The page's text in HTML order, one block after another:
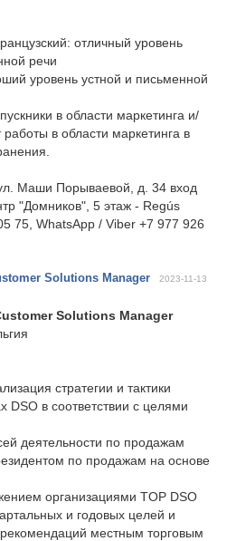
отличный уровень
речи
уровень устной и письменной
в области маркетинга и/
в области маркетинга в
Маши Порываевой, д. 34 вход
"Домников", 5 этаж - Regús
75, WhatsApp / Viber +7 977 926
Solutions Manager
2023-11-13
Solutions Manager
стратегии и тактики
DSO в соответствии с целями
деятельности по продажам
по продажам на основе
организациями TOP DSO
и годовых целей и
местным торговым